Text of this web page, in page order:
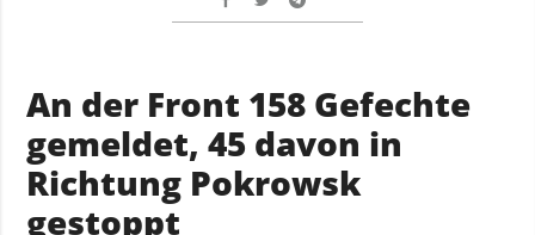
An der Front 158 Gefechte
gemeldet, 45 davon in
Richtung Pokrowsk
gestoppt